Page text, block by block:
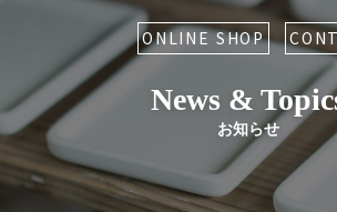
ONLINE SHOP
News &
お知らせ